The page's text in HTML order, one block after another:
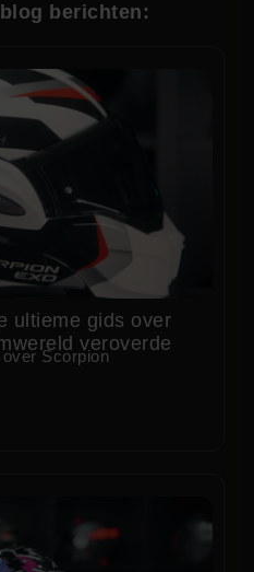
berichten:
ultieme gids over
veroverde
Scorpion